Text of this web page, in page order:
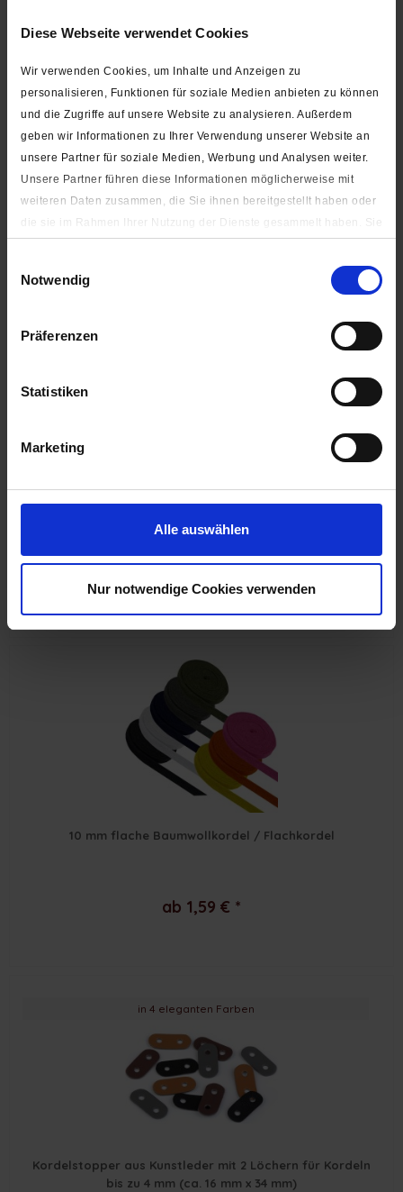
Diese Webseite verwendet Cookies
Wir verwenden Cookies, um Inhalte und Anzeigen zu
personalisieren, Funktionen für soziale Medien anbieten zu können
und die Zugriffe auf unsere Website zu analysieren. Außerdem
geben wir Informationen zu Ihrer Verwendung unserer Website an
unsere Partner für soziale Medien, Werbung und Analysen weiter.
Unsere Partner führen diese Informationen möglicherweise mit
weiteren Daten zusammen, die Sie ihnen bereitgestellt haben oder
die sie im Rahmen Ihrer Nutzung der Dienste gesammelt haben. Sie
oder nur notwendige (zur Nutzung der Webseite benötigten)
Impressum|
Notwendig
Präferenzen
Statistiken
Marketing
Alle auswählen
Nur notwendige Cookies verwenden
Kordelende / Endstück für Kordeln und Bänder (10 mm
breit) zum Andrücken
Kordelende / Endstück für Kordeln und Bänder (8 mm
breit) silber zum Umbiegen
Auf Lager
10 mm flache Baumwollkordel / Flachkordel
ab 1,59 € *
in 4 eleganten Farben
Kordelstopper aus Kunstleder mit 2 Löchern für Kordeln
bis zu 4 mm (ca. 16 mm x 34 mm)